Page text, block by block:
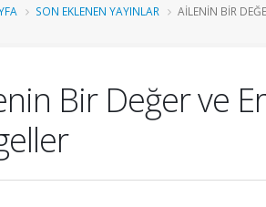
SON EKLENEN YAYINLAR AILENIN BIR
Bir Değer ve